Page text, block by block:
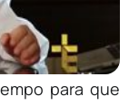
para que